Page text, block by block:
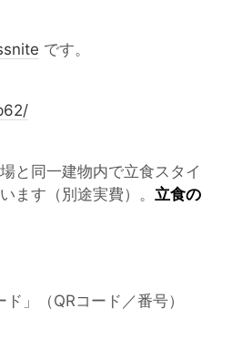
です。
と同一建物内で立食スタイ
ます（別途実費）。 立食の
ド」（QRコード／番号）